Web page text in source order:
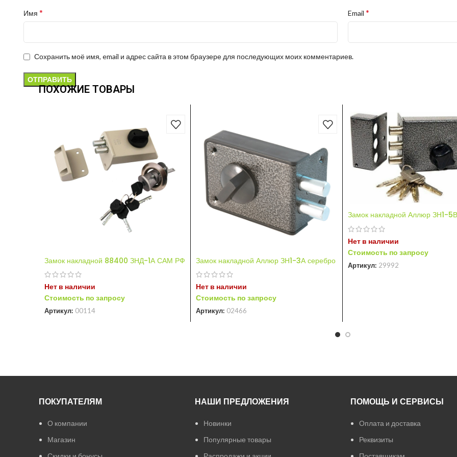
Имя * Email *
Сохранить моё имя, email и адрес сайта в этом браузере для последующих моих комментариев.
ПОХОЖИЕ ТОВАРЫ
Замок накладной 88400 ЗНД-1А САМ РФ
Нет в наличии
Стоимость по запросу
Артикул: 00114
Замок накладной Аллюр ЗН1-3А серебро
Нет в наличии
Стоимость по запросу
Артикул: 02466
Замок накладной Аллюр ЗН1-5В
Нет в наличии
Стоимость по запросу
Артикул: 29992
ПОКУПАТЕЛЯМ
О компании
Магазин
НАШИ ПРЕДЛОЖЕНИЯ
Новинки
Популярные товары
ПОМОЩЬ И СЕРВИСЫ
Оплата и доставка
Реквизиты